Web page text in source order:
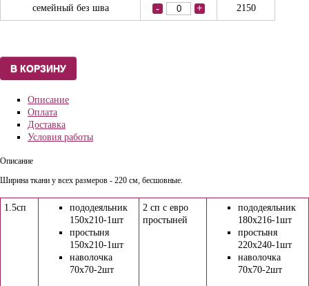
семейный без шва - + 2150
Описание
Оплата
Доставка
Условия работы
Описание
Ширина ткани у всех размеров - 220 см, бесшовные.
1.5сп
пододеяльник
150х210-1шт
простыня
150х210-1шт
наволочка
70х70-2шт
2 сп с евро
простыней
пододеяльник
180х216-1шт
простыня
220х240-1шт
наволочка
70х70-2шт